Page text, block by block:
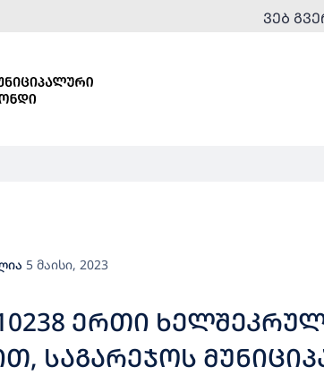
ᲕᲔᲑ
5 მაისი, 2023
ᲔᲠᲗᲘ
ᲛᲣᲜᲘᲪᲘᲞᲐᲚᲘᲢᲔᲢᲘᲡ